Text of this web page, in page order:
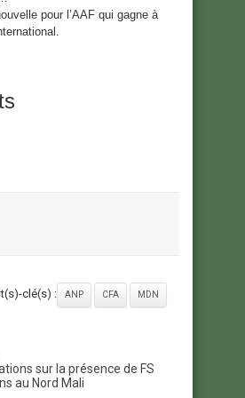
pour l’AAF qui gagne à
clé(s) : ANP CFA MDN
sur la présence de FS
au Nord Mali